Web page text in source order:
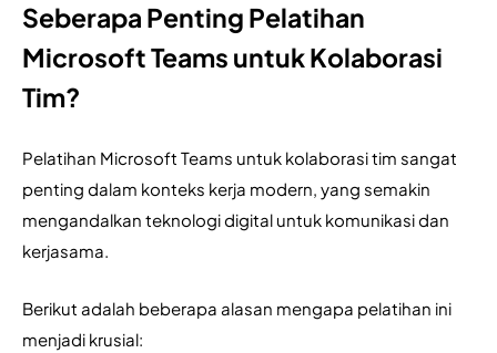
Seberapa Penting Pelatihan
Microsoft Teams untuk Kolaborasi
Tim?
Pelatihan Microsoft Teams untuk kolaborasi tim sangat
penting dalam konteks kerja modern, yang semakin
mengandalkan teknologi digital untuk komunikasi dan
kerjasama.
Berikut adalah beberapa alasan mengapa pelatihan ini
menjadi krusial: